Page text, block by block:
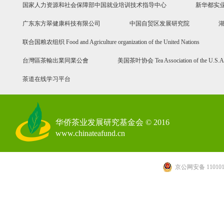
国家人力资源和社会保障部中国就业培训技术指导中心 新华都实
广东东方翠健康科技有限公司 中国自贸区发展研究院
联合国粮农组织 Food and Agriculture organization of the United Nations
台灣區茶輸出業同業公會 美国茶叶协会 Tea Association of the U.S.A
茶道在线学习平台
华侨茶业发展研究基金会 © 2016
www.chinateafund.cn
京公网安备